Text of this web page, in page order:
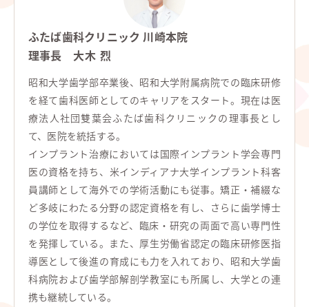
ふたば歯科クリニック 川崎本院
理事長 大木 烈
昭和大学歯学部卒業後、昭和大学附属病院での臨床研修
を経て歯科医師としてのキャリアをスタート。現在は医
療法人社団雙葉会ふたば歯科クリニックの理事長とし
て、医院を統括する。
インプラント治療においては国際インプラント学会専門
医の資格を持ち、米インディアナ大学インプラント科客
員講師として海外での学術活動にも従事。矯正・補綴な
ど多岐にわたる分野の認定資格を有し、さらに歯学博士
の学位を取得するなど、臨床・研究の両面で高い専門性
を発揮している。また、厚生労働省認定の臨床研修医指
導医として後進の育成にも力を入れており、昭和大学歯
科病院および歯学部解剖学教室にも所属し、大学との連
携も継続している。